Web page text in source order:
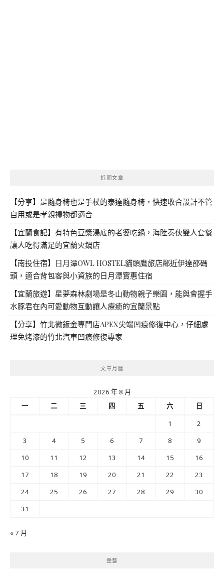
近期文章
【分享】是隨身椅也是手杖的泰達隨身椅，快速收合設計不管
自用或是孝親禮物都適合
【宜蘭食記】有特色豆漿湯底的老婆吃鍋，海陸奏伙雙人套餐
讓人吃得滿足的宜蘭火鍋店
【南投住宿】日月潭OWL HOSTEL貓頭鷹旅店鄰近伊達邵碼
頭，適合背包客與小資族的日月潭實惠住宿
【宜蘭旅遊】星夢森林劇場是冬山動物親子樂園，能與會握手
水豚君在內可愛動物互動讓人療癒的宜蘭景點
【分享】竹北微鈑金專門店APEX尖端凹痕修復中心，仔細處
理免烤漆的竹北汽車凹痕修復專家
文章月曆
2026 年 8 月
一
二 三 四 五 六
日
1
2
3
4 5 6 7 8
9
10
11 12 13 14 15
16
17
18 19 20 21 22
23
24
25 26 27 28 29
30
31
« 7 月
彙整